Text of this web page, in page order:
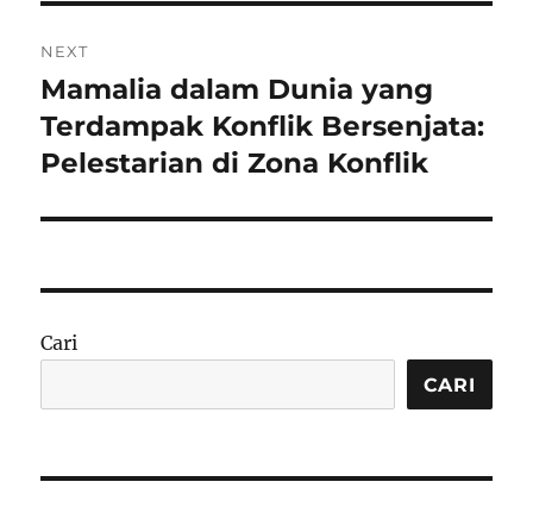
NEXT
Next
post:
Mamalia dalam Dunia yang
Terdampak Konflik Bersenjata:
Pelestarian di Zona Konflik
Cari
CARI